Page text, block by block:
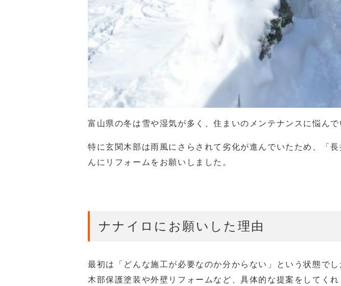
富山県の冬は雪や湿気が多く、住まいのメンテナンスに悩んで
特に玄関木部は雨風にさらされて劣化が進んでいたため、「
んにリフォームをお願いしました。
ナナイロにお願いした理由
最初は「どんな施工が必要なのか分からない」という状態で
木部保護塗装や外壁リフォームなど、具体的な提案をしてくれ